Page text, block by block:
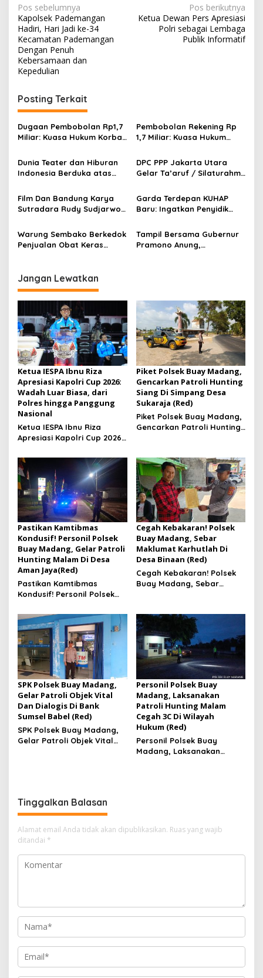
N
a
v
i
g
a
s
i
p
o
s
Pos sebelumnya
Kapolsek Pademangan
Hadiri, Hari Jadi ke-34
Kecamatan Pademangan
Dengan Penuh
Kebersamaan dan
Kepedulian
Pos berikutnya
Ketua Dewan Pers Apresiasi
Polri sebagai Lembaga
Publik Informatif
Posting Terkait
Dugaan Pembobolan Rp1,7
Miliar: Kuasa Hukum Korban
Keterlibatan Internal Bank
Aladin Syariah
Pembobolan Rekening Rp
1,7 Miliar: Kuasa Hukum
Pihak Internal Bank Aladin
Syariah
Dunia Teater dan Hiburan
Indonesia Berduka atas
Diding Boneng
DPC PPP Jakarta Utara
Gelar Ta’aruf / Silaturahmi
Pengurus Baru, Fokus
Konsolidasi Jelang
Musancab 13 September
Film Dan Bandung Karya
Sutradara Rudy Sudjarwo:
Secara Luas Mulai 20
Agustus 2026
Garda Terdepan KUHAP
Baru: Ingatkan Penyidik
Bersalah
Warung Sembako Berkedok
Penjualan Obat Keras
Tampil Bersama Gubernur
Pramono Anung,
Jangan Lewatkan
Ketua IESPA Ibnu Riza
Apresiasi Kapolri Cup 2026:
Wadah Luar Biasa, dari
Polres hingga Panggung
Nasional
Ketua IESPA Ibnu Riza
Apresiasi Kapolri Cup 2026:
Polres hingga Panggung
Nasional
Piket Polsek Buay Madang,
Gencarkan Patroli Hunting
Siang Di Simpang Desa
Sukaraja (Red)
Piket Polsek Buay Madang,
Gencarkan Patroli Hunting
Pastikan Kamtibmas
Kondusif! Personil Polsek
Buay Madang, Gelar Patroli
Hunting Malam Di Desa
Aman Jaya(Red)
Pastikan Kamtibmas
Kondusif! Personil Polsek
Patroli Hunting Malam Di
Desa Aman Jaya
Cegah Kebakaran! Polsek
Buay Madang, Sebar
Maklumat Karhutlah Di
Desa Binaan (Red)
Cegah Kebakaran! Polsek
Buay Madang, Sebar
SPK Polsek Buay Madang,
Gelar Patroli Objek Vital
Dan Dialogis Di Bank
Sumsel Babel (Red)
SPK Polsek Buay Madang,
Gelar Patroli Objek Vital
Personil Polsek Buay
Madang, Laksanakan
Patroli Hunting Malam
Cegah 3C Di Wilayah
Hukum (Red)
Personil Polsek Buay
Madang, Laksanakan
Tinggalkan Balasan
Alamat email Anda tidak akan dipublikasikan. Ruas yang wajib
ditandai *